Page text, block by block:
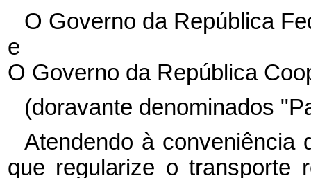
O Governo da República
e
O Governo da República
(doravante denominados
Atendendo à conveniência
que regularize o transporte